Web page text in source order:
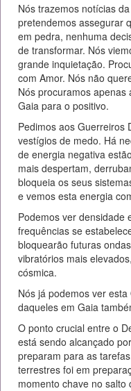
Nós trazemos notícias
pretendemos assegurar
em pedra, nenhuma
de transformar. Nós
grande inquietação.
com Amor. Nós não
Nós procuramos
Gaia para o positivo.
Pedimos aos Guerreiros
vestígios de medo. Há
de energia negativa
mais despertam,
bloqueia os seus
e vemos esta energia
Podemos ver densidade
frequências se
bloquearão futuras
vibratórios mais
cósmica.
Nós já podemos ver
daqueles em Gaia
O ponto crucial entre o
está sendo alcançado
preparam para as
terrestres foi em
momento chave no salto